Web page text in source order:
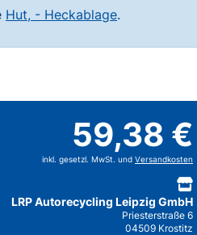
Hut, - Heckablage.
59,38 €
inkl. gesetzl. MwSt. und Versandkosten
LRP Autorecycling Leipzig GmbH
Priesterstraße 6
04509 Krostitz